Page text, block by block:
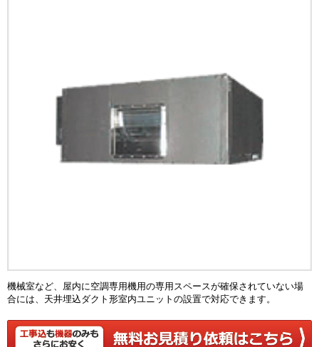
機械室など、屋内に空調専用機用の専用スペースが確保されていない場
合には、天井埋込ダクト形室内ユニットの設置で対応できます。